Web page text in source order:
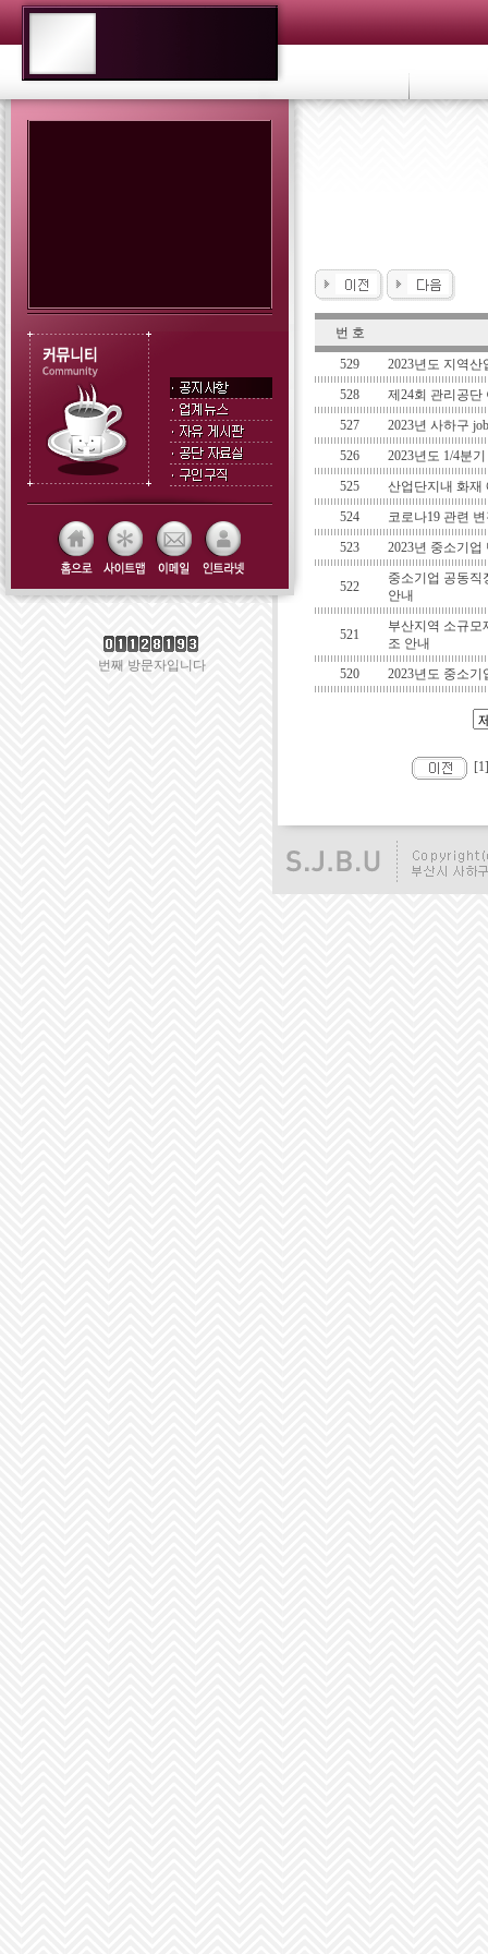
번째 방문자입니다
번 호
529
2023년도 지역
528
제24회 관리공단
527
2023년 사하구
526
2023년도 1/4분
525
산업단지내 화재
524
코로나19 관련
523
2023년 중소기
522
중소기업 공동직
안내
521
부산지역 소규모
조 안내
520
2023년도 중소
[1]